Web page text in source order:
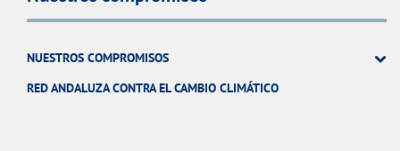
NUESTROS COMPROMISOS
RED ANDALUZA CONTRA EL CAMBIO CLIMÁTICO